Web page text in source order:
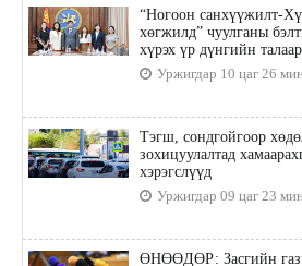
“Ногоон санхүүжилт-
хөгжилд” чуулганы
хүрэх үр дүнгийн
Уржигдар 10 цаг 26
Тэгш, сондгойгоор
зохицуулалтад
хэрэгслүүд
Уржигдар 09 цаг 23
ӨНӨӨДӨР: Засгийн